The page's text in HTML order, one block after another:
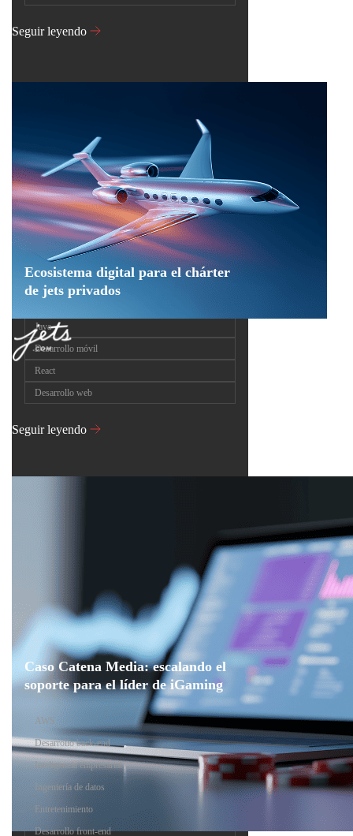
Seguir leyendo
Ecosistema digital para el chárter
de jets privados
Java
Desarrollo móvil
React
Desarrollo web
Seguir leyendo
Caso Catena Media: escalando el
soporte para el líder de iGaming
AWS
Desarrollo back-end
Inteligencia empresarial
Ingeniería de datos
Entretenimiento
Desarrollo front-end